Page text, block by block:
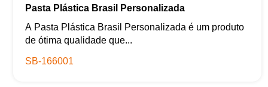
Pasta Plástica Brasil Personalizada
A Pasta Plástica Brasil Personalizada é um produto
de ótima qualidade que...
SB-166001